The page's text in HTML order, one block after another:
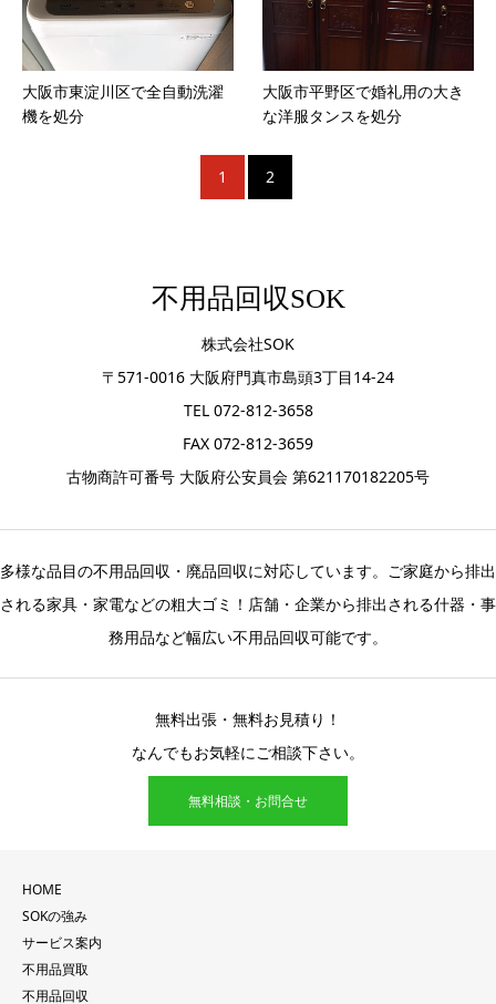
大阪市東淀川区で全自動洗濯
機を処分
大阪市平野区で婚礼用の大き
な洋服タンスを処分
1 2
不用品回収SOK
株式会社SOK
〒571-0016 大阪府門真市島頭3丁目14-24
TEL 072-812-3658
FAX 072-812-3659
古物商許可番号 大阪府公安員会 第621170182205号
多様な品目の不用品回収・廃品回収に対応しています。ご家庭から排出
される家具・家電などの粗大ゴミ！店舗・企業から排出される什器・事
務用品など幅広い不用品回収可能です。
無料出張・無料お見積り！
なんでもお気軽にご相談下さい。
無料相談・お問合せ
HOME
SOKの強み
サービス案内
不用品買取
不用品回収